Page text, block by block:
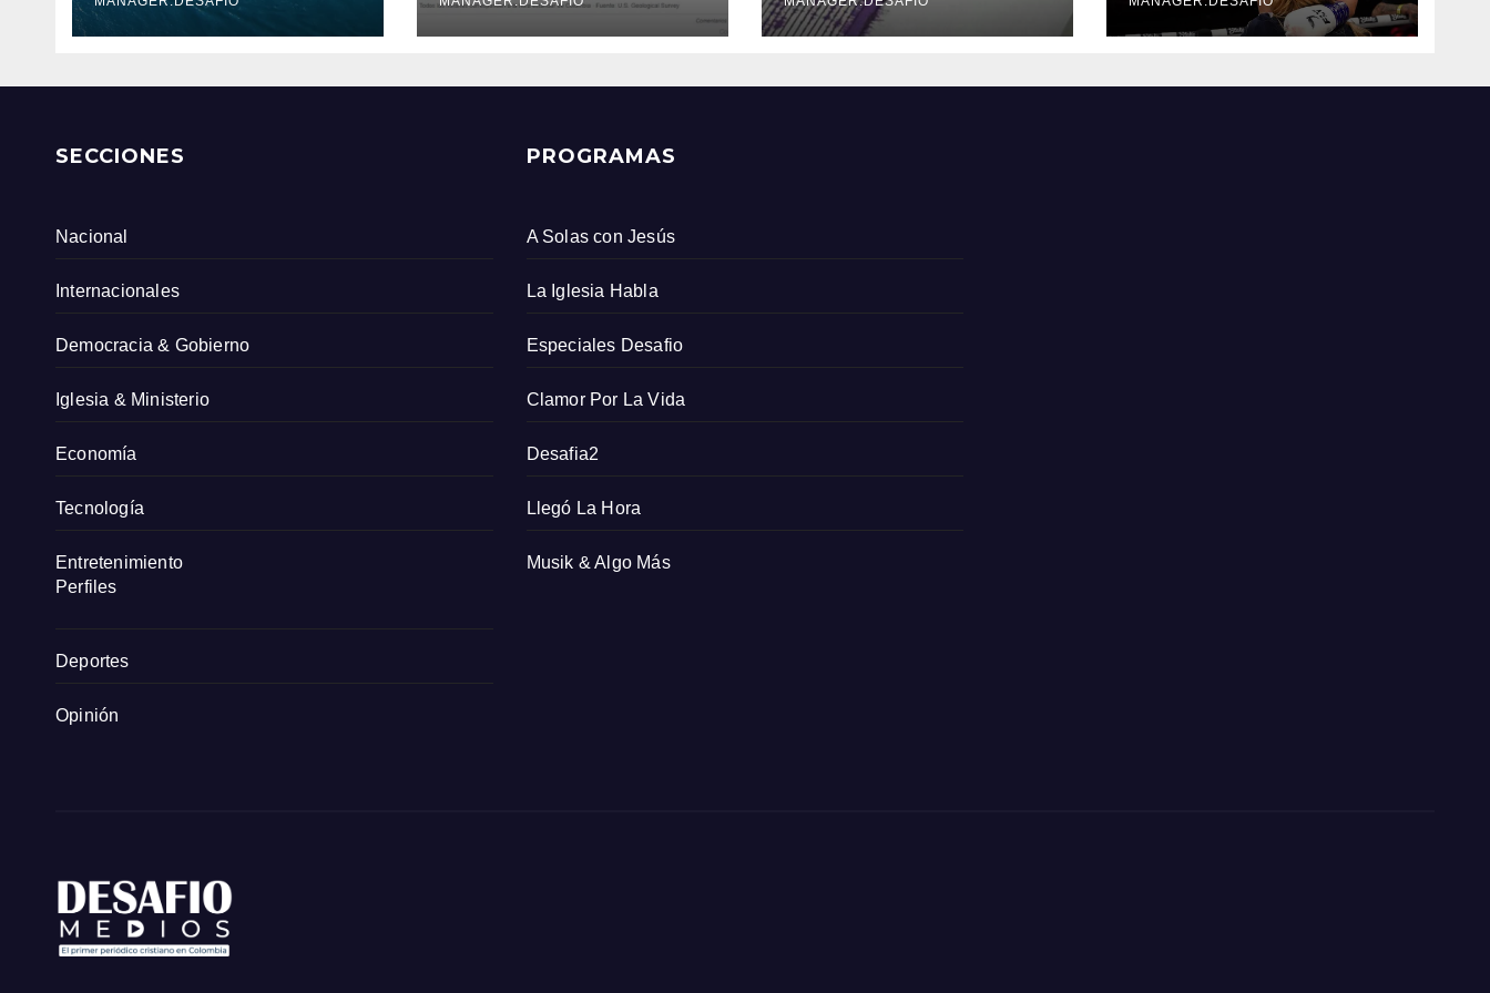
Servicio Geológico
Colombiano
SECCIONES
Nacional
Internacionales
Democracia & Gobierno
Iglesia & Ministerio
Economía
Tecnología
Entretenimiento
Perfiles
Deportes
Opinión
PROGRAMAS
A Solas con Jesús
La Iglesia Habla
Especiales Desafio
Clamor Por La Vida
Desafia2
Llegó La Hora
Musik & Algo Más